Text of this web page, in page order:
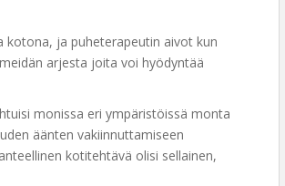
kotona, ja puheterapeutin aivot kun
arjesta joita voi hyödyntää
monissa eri ympäristöissä monta
äänten vakiinnuttamiseen
kotitehtävä olisi sellainen,